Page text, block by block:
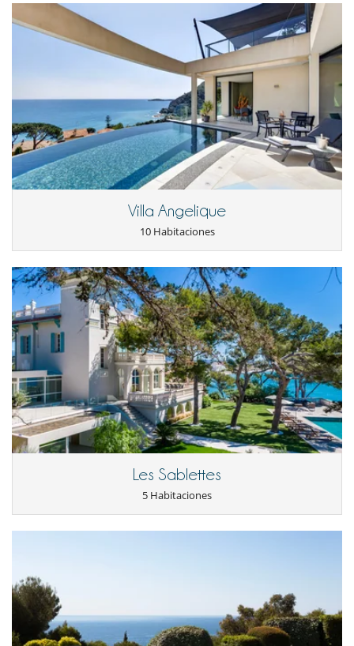
Villa Angelique
10 Habitaciones
Les Sablettes
5 Habitaciones